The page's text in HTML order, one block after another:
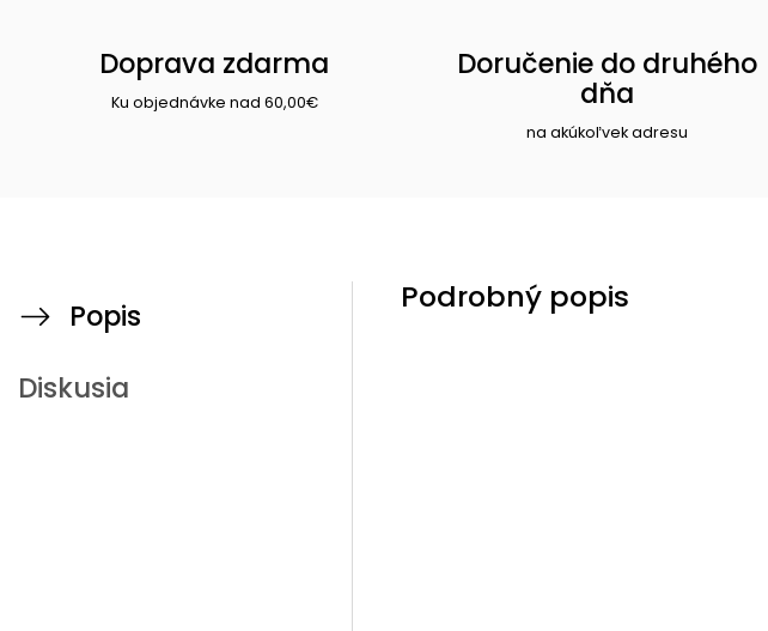
Doprava zdarma
Ku objednávke nad 60,00€
Doručenie do druhého
dňa
na akúkoľvek adresu
Popis
Diskusia
Podrobný popis